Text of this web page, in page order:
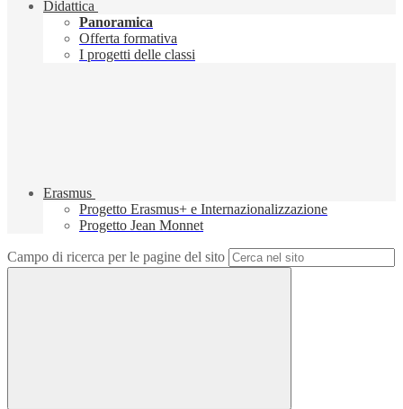
Didattica
Panoramica
Offerta formativa
I progetti delle classi
Erasmus
Progetto Erasmus+ e Internazionalizzazione
Progetto Jean Monnet
Campo di ricerca per le pagine del sito